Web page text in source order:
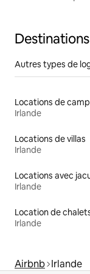
Autres types de
Locations de
Irlande
Locations de villas
Irlande
Locations avec
Irlande
Location de
Irlande
Airbnb Irlande